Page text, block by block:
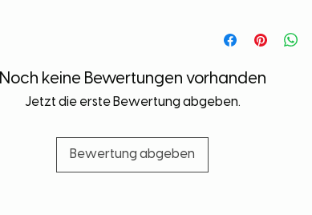
les couleurs et
article à part, à
durée de vie de
Noch keine Bewertungen vorhanden
Jetzt die erste Bewertung abgeben.
Bewertung abgeben